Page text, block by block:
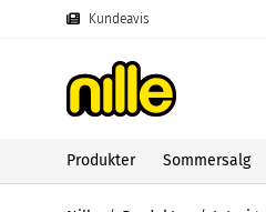
Kundeavis
Produkter Sommersalg